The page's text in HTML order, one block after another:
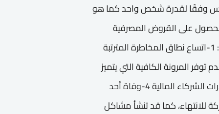
وفقًا لقدرة شخص واحد كما هو
الشركة من الحصول على القروض المصرفية
وائتمان الموردين بطريقة أيسر عيوب شركات التضامن: 1-اتساع نطاق المخاطرة المترتبة
المطلقة لكل شريك من الشركاء 2-عدم توفر المرونة الكافية التي يتميز
بها المشروع الفردي 3-رأس مال الشركة محدود بقدرات الشركاء المالية 4-وفاة أحد
للانتهاء، كما قد تنشأ مشاكل